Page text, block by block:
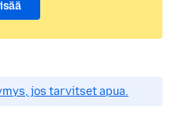
jos tarvitset apua.